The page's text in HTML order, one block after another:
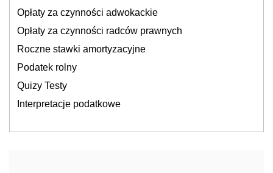
Opłaty za czynności adwokackie
Opłaty za czynności radców prawnych
Roczne stawki amortyzacyjne
Podatek rolny
Quizy Testy
Interpretacje podatkowe